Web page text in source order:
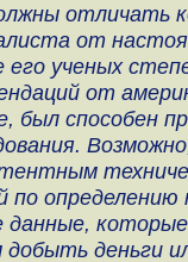
отличать
от
его ученых
от
был способен
по
данные,
деньги